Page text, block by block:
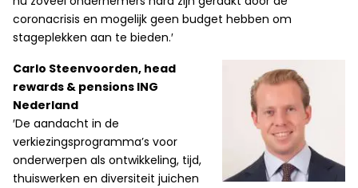
coronacrisis en mogelijk geen budget hebben om
stageplekken aan te bieden.′
Carlo Steenvoorden, head
rewards & pensions ING
Nederland
′De aandacht in de
verkiezingsprogramma’s voor
onderwerpen als ontwikkeling, tijd,
thuiswerken en diversiteit juichen